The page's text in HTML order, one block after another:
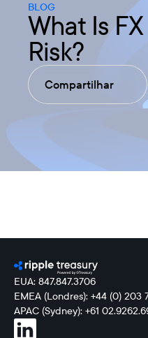
BLOG
What Is FX
Risk?
Compartilhar
EUA: 847.847.3706
EMEA (Londres): +44 (0) 203
APAC (Sydney): +61